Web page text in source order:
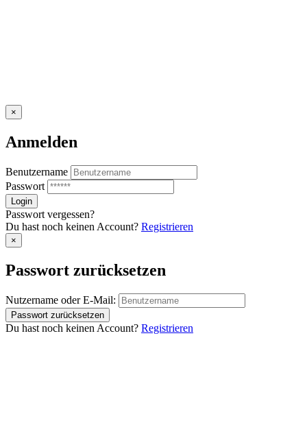
×
Anmelden
Benutzername
Passwort
Passwort vergessen?
Du hast noch keinen Account? Registrieren
×
Passwort zurücksetzen
Nutzername oder E-Mail:
Du hast noch keinen Account? Registrieren